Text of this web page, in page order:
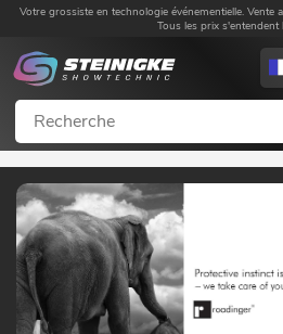
Votre grossiste en technologie événementielle.
Tous les prix s'entendent